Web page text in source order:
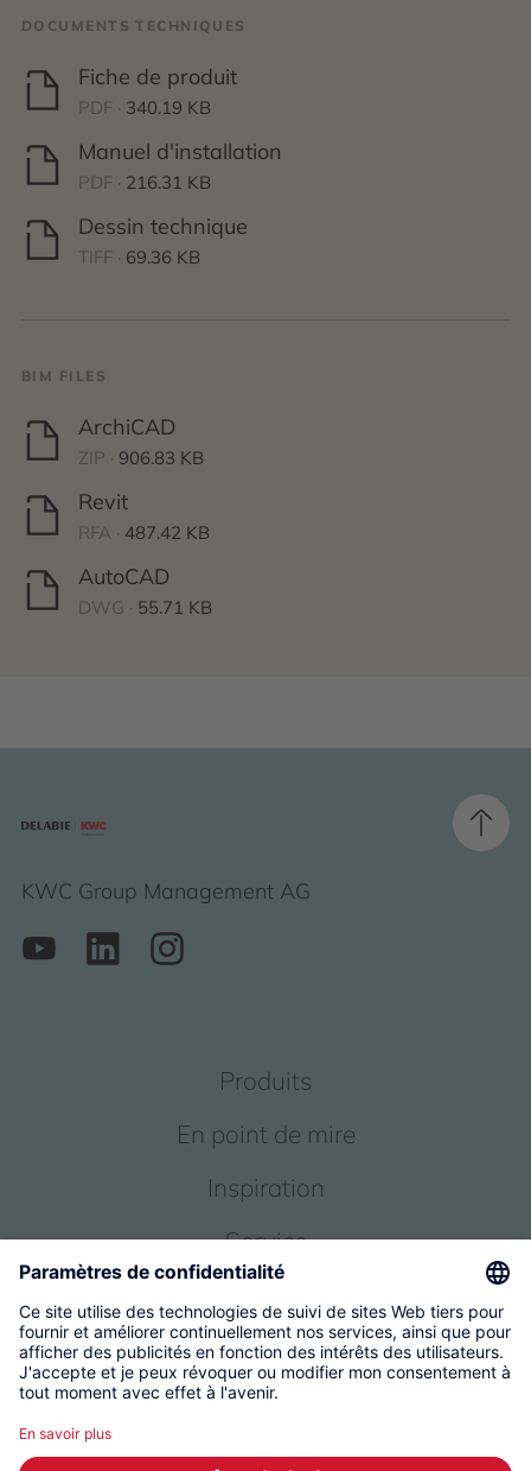
DOCUMENTS TECHNIQUES
Fiche de produit
PDF · 340.19 KB
Manuel d'installation
PDF · 216.31 KB
Dessin technique
TIFF · 69.36 KB
BIM FILES
ArchiCAD
ZIP · 906.83 KB
Revit
RFA · 487.42 KB
AutoCAD
DWG · 55.71 KB
KWC Group Management AG
Produits
En point de mire
Inspiration
Service
© 2026 KWC Group Management AG